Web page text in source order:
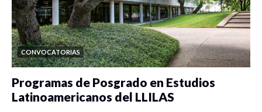
CONVOCATORIAS
Programas de Posgrado en Estudios
Latinoamericanos del LLILAS